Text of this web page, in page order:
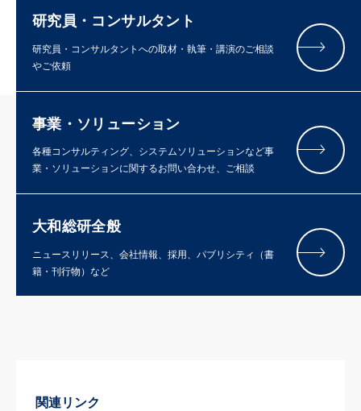
研究員・コンサルタント
研究員・コンサルタントへの取材・執筆・講演のご相談
やご依頼
事業・ソリューション
各種コンサルティング、システムソリューションなど事
業・ソリューションに関するお問い合わせ、ご相談
大和総研全般
ニュースリリース、会社情報、採用、パブリシティ（書
籍・刊行物）など
関連リンク